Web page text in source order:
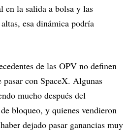
en la salida a bolsa y las
esa dinámica podría
de las OPV no definen
con SpaceX. Algunas
mucho después del
bloqueo, y quienes vendieron
dejado pasar ganancias muy